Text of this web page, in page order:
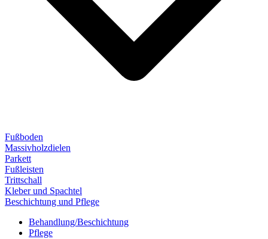
Fußboden
Massivholzdielen
Parkett
Fußleisten
Trittschall
Kleber und Spachtel
Beschichtung und Pflege
Behandlung/Beschichtung
Pflege